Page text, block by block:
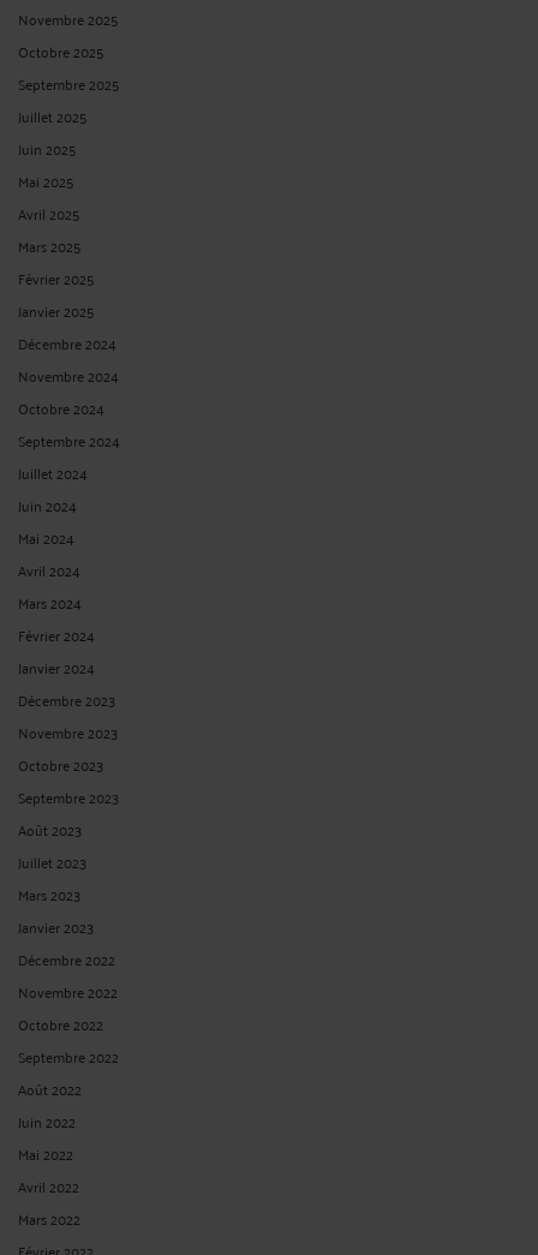
Novembre 2025
Octobre 2025
Septembre 2025
Juillet 2025
Juin 2025
Mai 2025
Avril 2025
Mars 2025
Février 2025
Janvier 2025
Décembre 2024
Novembre 2024
Octobre 2024
Septembre 2024
Juillet 2024
Juin 2024
Mai 2024
Avril 2024
Mars 2024
Février 2024
Janvier 2024
Décembre 2023
Novembre 2023
Octobre 2023
Septembre 2023
Août 2023
Juillet 2023
Mars 2023
Janvier 2023
Décembre 2022
Novembre 2022
Octobre 2022
Septembre 2022
Août 2022
Juin 2022
Mai 2022
Avril 2022
Mars 2022